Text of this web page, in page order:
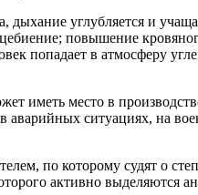
углубляется и
повышение
попадает в атмосферу
иметь место в
ситуациях, на
по которому судят о
активно выделяются